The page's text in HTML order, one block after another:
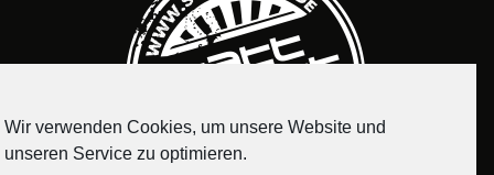
Wir verwenden Cookies, um unsere Website und
unseren Service zu optimieren.